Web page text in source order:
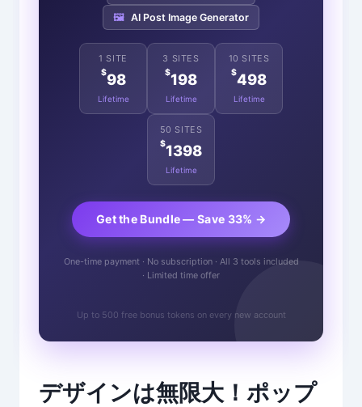
🖼️ AI Post Image Generator
1 SITE
$98
Lifetime
3 SITES
$198
Lifetime
10 SITES
$498
Lifetime
50 SITES
$1398
Lifetime
Get the Bundle — Save 33% →
One-time payment · No subscription · All 3 tools included
· Limited time offer
Up to 500 free bonus tokens on every new account
デザインは無限大！ポップ